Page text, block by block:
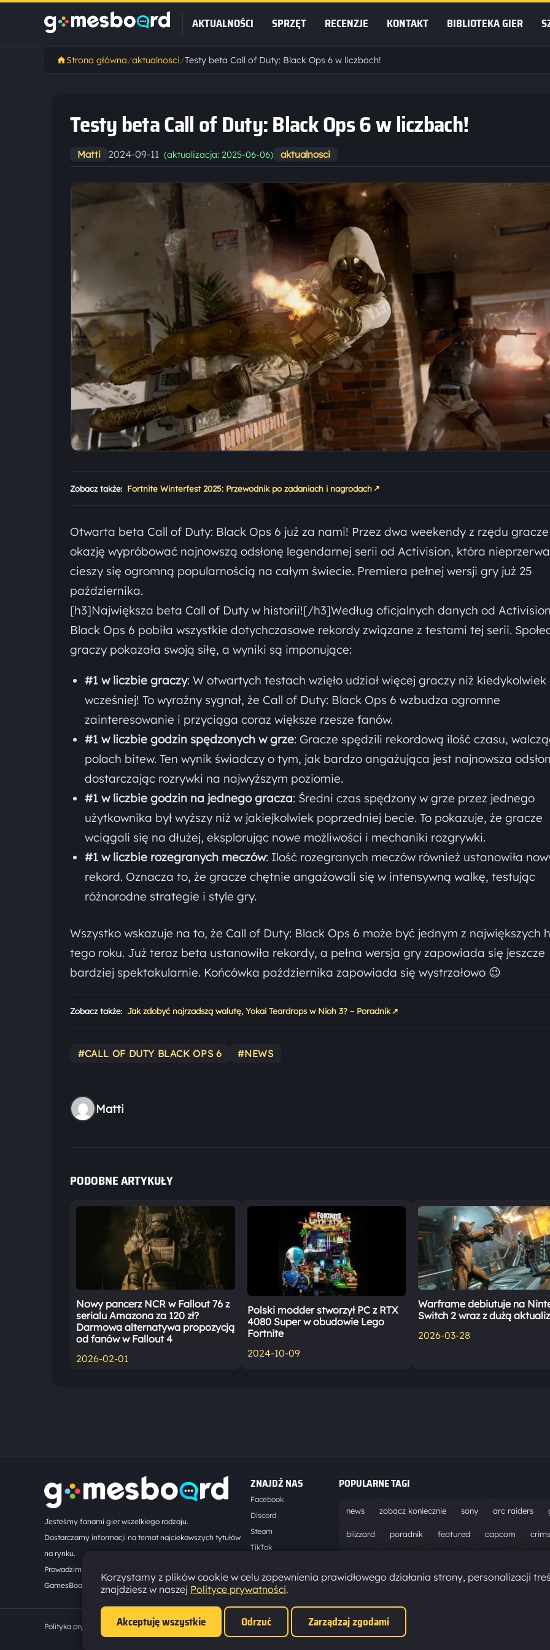
AKTUALNOŚCI SPRZĘT RECENZJE KONTAKT BIBLIOTEKA GIER
Strona główna/aktualnosci/Testy beta Call of Duty: Black Ops 6 w liczbach!
Testy beta Call of Duty: Black Ops 6 w liczbach!
Matti 2024-09-11 (aktualizacja: 2025-06-06) aktualnosci
Zobacz także: Fortnite Winterfest 2025: Przewodnik po zadaniach i nagrodach ↗
Otwarta beta Call of Duty: Black Ops 6 już za nami! Przez dwa weekendy z rzędu
okazję wypróbować najnowszą odsłonę legendarnej serii od Activision, która
cieszy się ogromną popularnością na całym świecie. Premiera pełnej wersji gry już 25
października.
[h3]Największa beta Call of Duty w historii![/h3]Według oficjalnych danych od
Black Ops 6 pobiła wszystkie dotychczasowe rekordy związane z testami tej serii.
graczy pokazała swoją siłę, a wyniki są imponujące:
#1 w liczbie graczy: W otwartych testach wzięło udział więcej graczy niż kiedykolwiek
wcześniej! To wyraźny sygnał, że Call of Duty: Black Ops 6 wzbudza ogromne
zainteresowanie i przyciąga coraz większe rzesze fanów.
#1 w liczbie godzin spędzonych w grze: Gracze spędzili rekordową ilość czasu,
polach bitew. Ten wynik świadczy o tym, jak bardzo angażująca jest najnowsza
dostarczając rozrywki na najwyższym poziomie.
#1 w liczbie godzin na jednego gracza: Średni czas spędzony w grze przez jednego
użytkownika był wyższy niż w jakiejkolwiek poprzedniej becie. To pokazuje, że gracze
wciągali się na dłużej, eksplorując nowe możliwości i mechaniki rozgrywki.
#1 w liczbie rozegranych meczów: Ilość rozegranych meczów również ustanowiła
rekord. Oznacza to, że gracze chętnie angażowali się w intensywną walkę, testując
różnorodne strategie i style gry.
Wszystko wskazuje na to, że Call of Duty: Black Ops 6 może być jednym z największych
tego roku. Już teraz beta ustanowiła rekordy, a pełna wersja gry zapowiada się jeszcze
bardziej spektakularnie. Końcówka października zapowiada się wystrzałowo 😉
Zobacz także: Jak zdobyć najrzadszą walutę, Yokai Teardrops w Nioh 3? – Poradnik ↗
#CALL OF DUTY BLACK OPS 6 #NEWS
Matti
PODOBNE ARTYKUŁY
Nowy pancerz NCR w Fallout 76 z
serialu Amazona za 120 zł?
Darmowa alternatywa propozycją
od fanów w Fallout 4
2026-02-01
Polski modder stworzył PC z RTX
4080 Super w obudowie Lego
Fortnite
2024-10-09
Warframe debiutuje na
Switch 2 wraz z dużą
2026-03-28
Jesteśmy fanami gier wszelkiego rodzaju.
Dostarczamy informacji na temat najciekawszych tytułów
na rynku.
Prowadzimy turnieje online. Działamy od 2008 roku.
GamesBoard.pl © 2026
ZNAJDŹ NAS
Facebook
Discord
Steam
TikTok
POPULARNE TAGI
news zobacz koniecznie sony arc raiders
blizzard poradnik featured capcom
aktualizacja pc epic games hytale
Polityka prywatności · Ustawienia cookies
Korzystamy z plików cookie w celu zapewnienia prawidłowego działania strony, personalizacji
znajdziesz w naszej Polityce prywatności.
Akceptuję wszystkie Odrzuć Zarządzaj zgodami